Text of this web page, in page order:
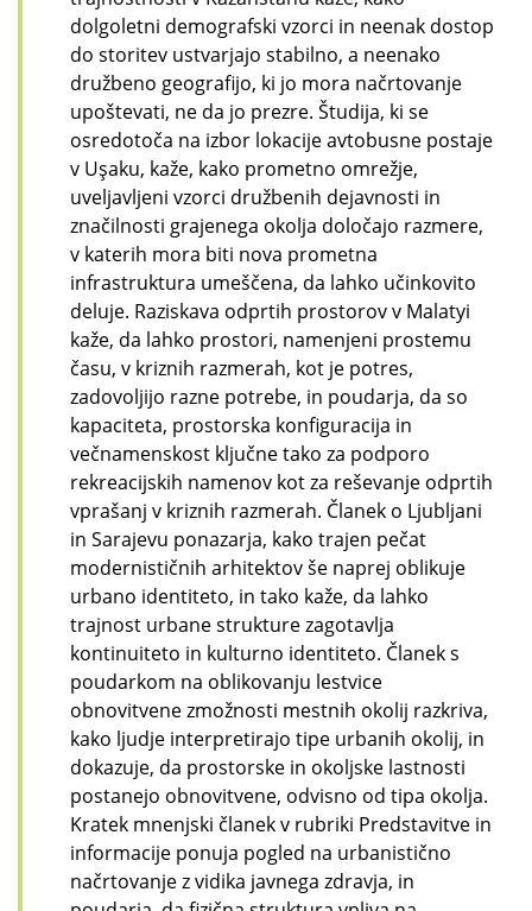
dolgoletni demografski vzorci in neenak dostop
do storitev ustvarjajo stabilno, a neenako
družbeno geografijo, ki jo mora načrtovanje
upoštevati, ne da jo prezre. Študija, ki se
osredotoča na izbor lokacije avtobusne postaje
v Uşaku, kaže, kako prometno omrežje,
uveljavljeni vzorci družbenih dejavnosti in
značilnosti grajenega okolja določajo razmere,
v katerih mora biti nova prometna
infrastruktura umeščena, da lahko učinkovito
deluje. Raziskava odprtih prostorov v Malatyi
kaže, da lahko prostori, namenjeni prostemu
času, v kriznih razmerah, kot je potres,
zadovoljijo razne potrebe, in poudarja, da so
kapaciteta, prostorska konfiguracija in
večnamenskost ključne tako za podporo
rekreacijskih namenov kot za reševanje odprtih
vprašanj v kriznih razmerah. Članek o Ljubljani
in Sarajevu ponazarja, kako trajen pečat
modernističnih arhitektov še naprej oblikuje
urbano identiteto, in tako kaže, da lahko
trajnost urbane strukture zagotavlja
kontinuiteto in kulturno identiteto. Članek s
poudarkom na oblikovanju lestvice
obnovitvene zmožnosti mestnih okolij razkriva,
kako ljudje interpretirajo tipe urbanih okolij, in
dokazuje, da prostorske in okoljske lastnosti
postanejo obnovitvene, odvisno od tipa okolja.
Kratek mnenjski članek v rubriki Predstavitve in
informacije ponuja pogled na urbanistično
načrtovanje z vidika javnega zdravja, in